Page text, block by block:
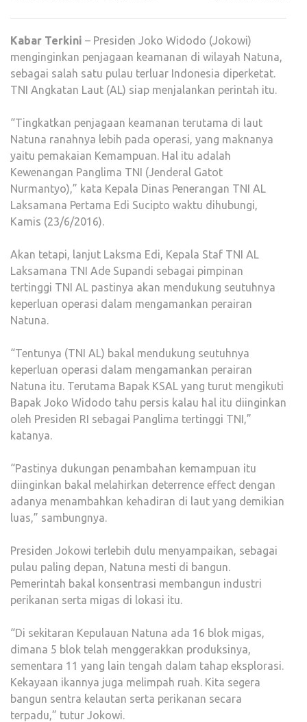
Kabar Terkini – Presiden Joko Widodo (Jokowi)
menginginkan penjagaan keamanan di wilayah Natuna,
sebagai salah satu pulau terluar Indonesia diperketat.
TNI Angkatan Laut (AL) siap menjalankan perintah itu.
“Tingkatkan penjagaan keamanan terutama di laut
Natuna ranahnya lebih pada operasi, yang maknanya
yaitu pemakaian Kemampuan. Hal itu adalah
Kewenangan Panglima TNI (Jenderal Gatot
Nurmantyo),” kata Kepala Dinas Penerangan TNI AL
Laksamana Pertama Edi Sucipto waktu dihubungi,
Kamis (23/6/2016).
Akan tetapi, lanjut Laksma Edi, Kepala Staf TNI AL
Laksamana TNI Ade Supandi sebagai pimpinan
tertinggi TNI AL pastinya akan mendukung seutuhnya
keperluan operasi dalam mengamankan perairan
Natuna.
“Tentunya (TNI AL) bakal mendukung seutuhnya
keperluan operasi dalam mengamankan perairan
Natuna itu. Terutama Bapak KSAL yang turut mengikuti
Bapak Joko Widodo tahu persis kalau hal itu diinginkan
oleh Presiden RI sebagai Panglima tertinggi TNI,”
katanya.
“Pastinya dukungan penambahan kemampuan itu
diinginkan bakal melahirkan deterrence effect dengan
adanya menambahkan kehadiran di laut yang demikian
luas,” sambungnya.
Presiden Jokowi terlebih dulu menyampaikan, sebagai
pulau paling depan, Natuna mesti di bangun.
Pemerintah bakal konsentrasi membangun industri
perikanan serta migas di lokasi itu.
“Di sekitaran Kepulauan Natuna ada 16 blok migas,
dimana 5 blok telah menggerakkan produksinya,
sementara 11 yang lain tengah dalam tahap eksplorasi.
Kekayaan ikannya juga melimpah ruah. Kita segera
bangun sentra kelautan serta perikanan secara
terpadu,” tutur Jokowi.